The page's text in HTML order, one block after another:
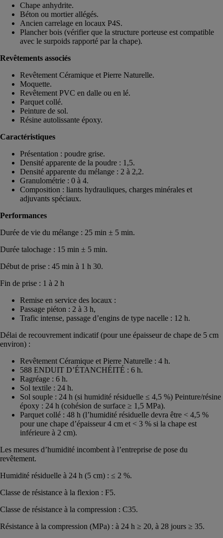
Chape anhydrite.
Béton ou mortier allégés.
Ancien carrelage en locaux P4S.
Plancher bois (vérifier que la structure porteuse est compatible
avec le surpoids rapporté par la chape).
Revêtements associés
Revêtement Céramique et Pierre Naturelle.
Moquette.
Revêtement PVC en dalle ou en lé.
Parquet collé.
Peinture de sol.
Résine autolissante époxy.
Caractéristiques
Présentation : poudre grise.
Densité apparente de la poudre : 1,5.
Densité apparente du mélange : 2 à 2,2.
Granulométrie : 0 à 4.
Composition : liants hydrauliques, charges minérales et
adjuvants spéciaux.
Performances
Durée de vie du mélange : 25 min ± 5 min.
Durée talochage : 15 min ± 5 min.
Début de prise : 45 min à 1 h 30.
Fin de prise : 1 à 2 h
Remise en service des locaux :
Passage piéton : 2 à 3 h,
Trafic intense, passage d’engins de type nacelle : 12 h.
Délai de recouvrement indicatif (pour une épaisseur de chape de 5 cm
environ) :
Revêtement Céramique et Pierre Naturelle : 4 h.
588 ENDUIT D’ÉTANCHÉITÉ : 6 h.
Ragréage : 6 h.
Sol textile : 24 h.
Sol souple : 24 h (si humidité résiduelle ≤ 4,5 %) Peinture/résine
époxy : 24 h (cohésion de surface ≥ 1,5 MPa).
Parquet collé : 48 h (l’humidité résiduelle devra être < 4,5 %
pour une chape d’épaisseur 4 cm et < 3 % si la chape est
inférieure à 2 cm).
Les mesures d’humidité incombent à l’entreprise de pose du
revêtement.
Humidité résiduelle à 24 h (5 cm) : ≤ 2 %.
Classe de résistance à la flexion : F5.
Classe de résistance à la compression : C35.
Résistance à la compression (MPa) : à 24 h ≥ 20, à 28 jours ≥ 35.